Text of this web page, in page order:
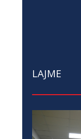
LAJME